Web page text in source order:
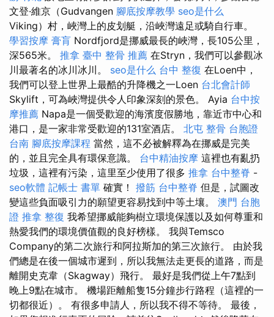
文登·維京（Gudvangen 腳底按摩教學 seo是什么
Viking）村，峽灣上的皮划艇，沿峽灣遠足或騎自行車。
學習按摩 膏肓 Nordfjord是挪威最長的峽灣，長105公里，
深565米。 推拿 臺中 整骨 推薦 在Stryn，我們可以參觀冰
川最著名的冰川冰川。 seo是什么 台中 整復 在Loen中，
我們可以登上世界上最酷的升降機之一Loen 台北會計師
Skylift，可為峽灣提供令人印象深刻的景色。 Ayia 台中按
摩推薦 Napa是一個受歡迎的海濱度假勝地，靠近市中心和
港口，是一家非常受歡迎的131室酒店。 北屯 整骨 台胞證
台南 腳底按摩課程 當然，這不必被解釋為在挪威是完美
的，並且完全具有環保意識。 台中精油按摩 這裡也有亂扔
垃圾，這裡有污染，這里至少使用了很多 推拿 台中整脊 -
seo軟體 記帳士 書單 確實！ 撥筋 台中整脊 但是，試圖改
變這些負面吸引力的願望更容易找到中等土壤。 澳門 台胞
證 推拿 整復 我希望挪威能夠樹立環境保護以及如何尊重和
熱愛我們的環境價值觀的良好榜樣。 我與Temsco
Company的第二次旅行和阿拉斯加的第三次旅行。 由於我
們總是在後一個城市遲到，所以我無法走更長的道路，而是
離開史克韋（Skagway）飛行。 最好是我們從上午7點到
晚上9點在城市。 機場距離船隻15分鐘步行路程（這裡的一
切都很近）。 有很多申請人，所以我不得不等待。 最後，